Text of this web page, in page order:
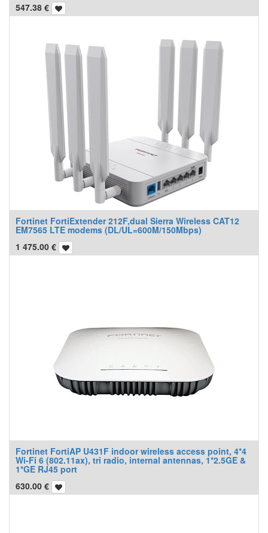
547.38 €
Fortinet FortiExtender 212F,dual Sierra Wireless CAT12
EM7565 LTE modems (DL/UL=600M/150Mbps)
1 475.00 €
Fortinet FortiAP U431F indoor wireless access point, 4*4
Wi-Fi 6 (802.11ax), tri radio, internal antennas, 1*2.5GE &
1*GE RJ45 port
630.00 €